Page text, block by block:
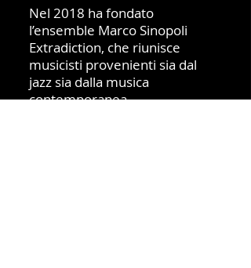
Nel 2018 ha fondato
l’ensemble Marco Sinopoli
Extradiction, che riunisce
musicisti provenienti sia dal
jazz sia dalla musica
contemporanea.